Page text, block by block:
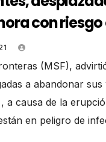
con
(MSF),
a abandonar sus
a causa de la
en peligro de